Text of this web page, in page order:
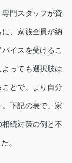
門スタッフが資
、家族全員が納
イスを受けるこ
っても選択肢は
とで、より自分
下記の表で、家
続対策の例と不
。